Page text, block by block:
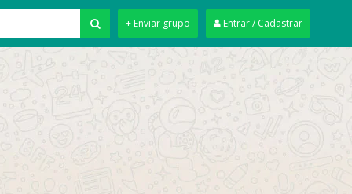
Entrar / Cadastrar
+ Enviar grupo